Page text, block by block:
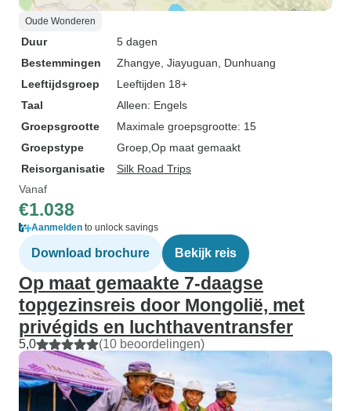
Oude Wonderen
Duur
5 dagen
Bestemmingen
Zhangye , Jiayuguan , Dunhuang
Leeftijdsgroep
Leeftijden 18+
Taal
Alleen: Engels
Groepsgrootte
Maximale groepsgrootte: 15
Groepstype
Groep Op maat gemaakt
Reisorganisatie
Silk Road Trips
Vanaf
€1.038
Aanmelden to unlock savings
Download brochure Bekijk reis
Op maat gemaakte 7-daagse
topgezinsreis door Mongolië, met
privégids en luchthaventransfer
5,0 (10 beoordelingen)